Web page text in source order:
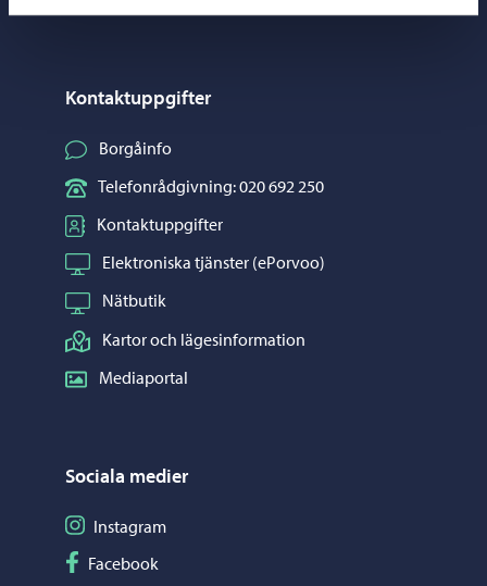
Kontaktuppgifter
Borgåinfo
Telefonrådgivning: 020 692 250
Kontaktuppgifter
Elektroniska tjänster (ePorvoo)
Nätbutik
Kartor och lägesinformation
Mediaportal
Sociala medier
Följ på Instagram
Instagram
Följ på Facebook
Facebook